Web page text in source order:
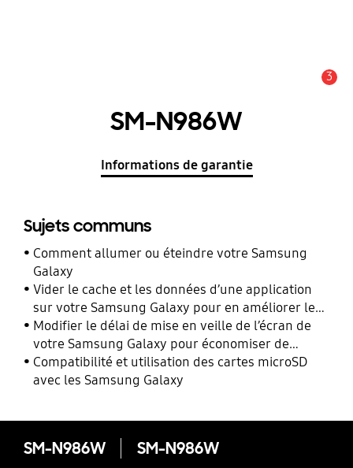
3
SM-N986W
Informations de garantie
Sujets communs
Comment allumer ou éteindre votre Samsung
Galaxy
Vider le cache et les données d’une application
sur votre Samsung Galaxy pour en améliorer les
performances
Modifier le délai de mise en veille de l’écran de
votre Samsung Galaxy pour économiser de
l’énergie
Compatibilité et utilisation des cartes microSD
avec les Samsung Galaxy
SM-N986W SM-N986W